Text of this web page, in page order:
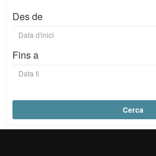
Des de
Fins a
Cerca